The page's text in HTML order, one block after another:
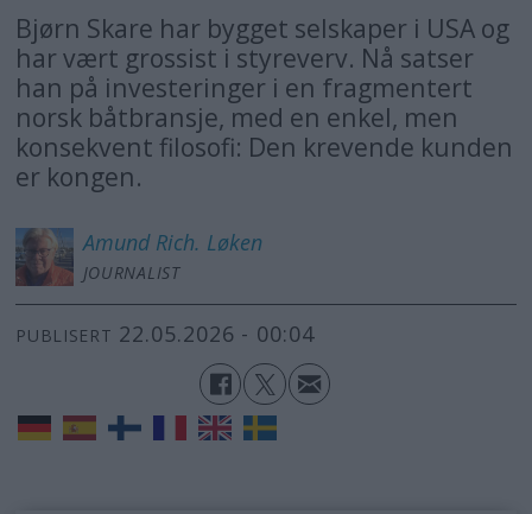
Bjørn Skare har bygget selskaper i USA og
har vært grossist i styreverv. Nå satser
han på investeringer i en fragmentert
norsk båtbransje, med en enkel, men
konsekvent filosofi: Den krevende kunden
er kongen.
Amund Rich. Løken
JOURNALIST
PUBLISERT 22.05.2026 - 00:04